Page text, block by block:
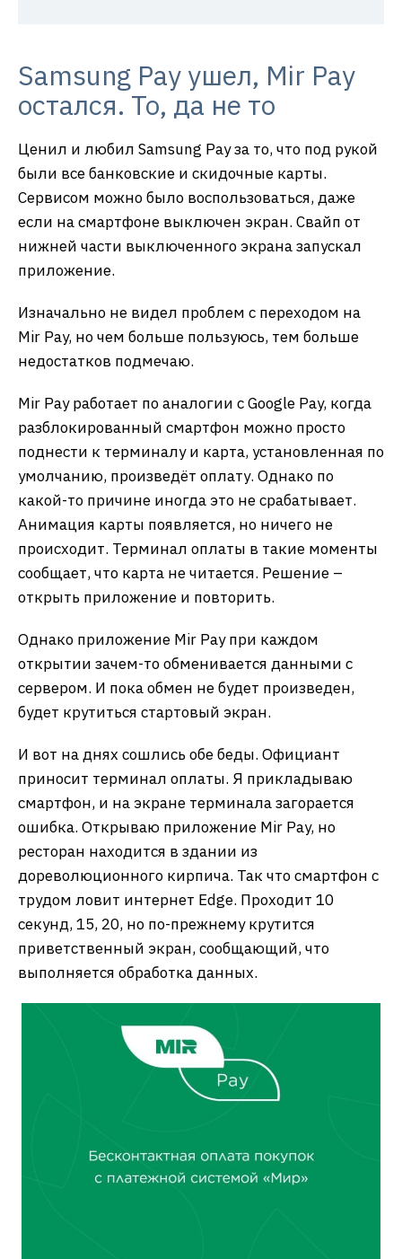
Samsung Pay ушел, Mir Pay
остался. То, да не то
Ценил и любил Samsung Pay за то, что под рукой
были все банковские и скидочные карты.
Сервисом можно было воспользоваться, даже
если на смартфоне выключен экран. Свайп от
нижней части выключенного экрана запускал
приложение.
Изначально не видел проблем с переходом на
Mir Pay, но чем больше пользуюсь, тем больше
недостатков подмечаю.
Mir Pay работает по аналогии с Google Pay, когда
разблокированный смартфон можно просто
поднести к терминалу и карта, установленная по
умолчанию, произведёт оплату. Однако по
какой-то причине иногда это не срабатывает.
Анимация карты появляется, но ничего не
происходит. Терминал оплаты в такие моменты
сообщает, что карта не читается. Решение –
открыть приложение и повторить.
Однако приложение Mir Pay при каждом
открытии зачем-то обменивается данными с
сервером. И пока обмен не будет произведен,
будет крутиться стартовый экран.
И вот на днях сошлись обе беды. Официант
приносит терминал оплаты. Я прикладываю
смартфон, и на экране терминала загорается
ошибка. Открываю приложение Mir Pay, но
ресторан находится в здании из
дореволюционного кирпича. Так что смартфон с
трудом ловит интернет Edge. Проходит 10
секунд, 15, 20, но по-прежнему крутится
приветственный экран, сообщающий, что
выполняется обработка данных.